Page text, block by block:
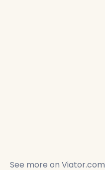
See more on Viator.com